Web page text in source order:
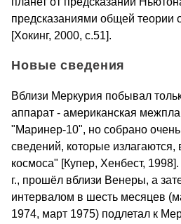
предсказаниями общей теории
[Хокинг, 2000, с.51].
Новые сведения
Вблизи Меркурия побывал
аппарат - американская
"Маринер-10", но собрано
сведений, которые
космоса" [Купер, Хенбест,
г., прошёл вблизи Венеры, а
интервалом в шесть месяцев
1974, март 1975) подлетал к